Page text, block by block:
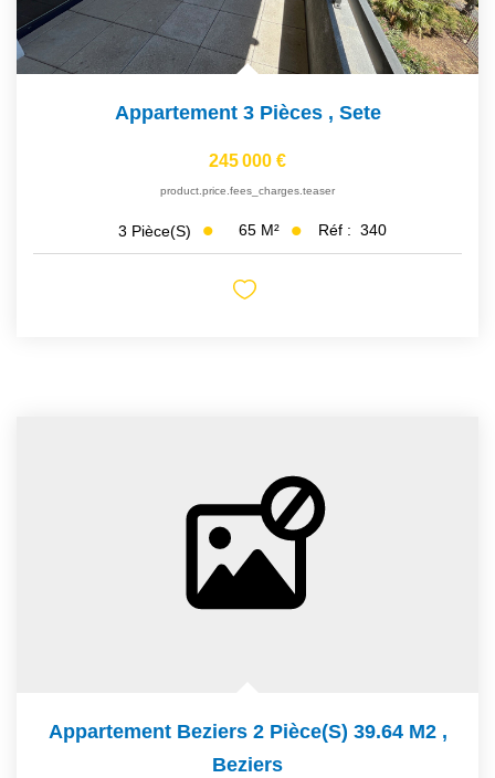
Appartement 3 Pièces , Sete
245 000 €
product.price.fees_charges.teaser
3 Pièce(s) 65 M² Réf : 340
Appartement Beziers 2 Pièce(s) 39.64 M2 ,
Beziers